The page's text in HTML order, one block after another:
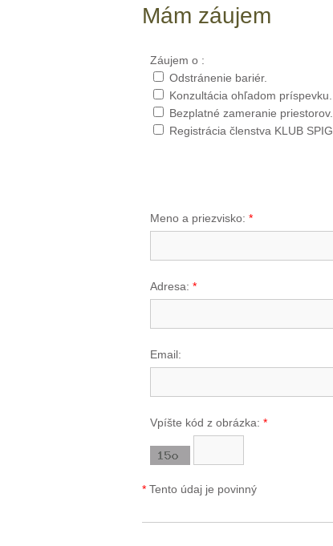
Mám záujem
Záujem o :
Odstránenie bariér.
Konzultácia ohľadom príspevku.
Bezplatné zameranie priestorov.
Registrácia členstva KLUB SPIG.
Meno a priezvisko: *
Adresa: *
Email:
Vpíšte kód z obrázka: *
* Tento údaj je povinný